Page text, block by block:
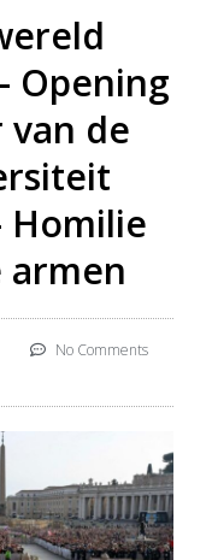
Opening
van de
Homilie
armen
No Comments